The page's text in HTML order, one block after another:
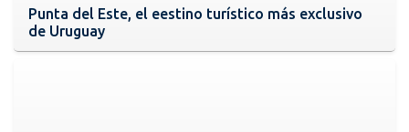
Punta del Este, el eestino turístico más exclusivo
de Uruguay